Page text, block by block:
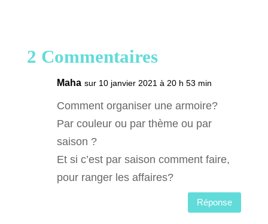
2 Commentaires
Maha sur 10 janvier 2021 à 20 h 53 min
Comment organiser une armoire?
Par couleur ou par thème ou par
saison ?
Et si c’est par saison comment faire,
pour ranger les affaires?
Réponse